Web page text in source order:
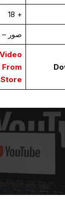
+ 18
صور –